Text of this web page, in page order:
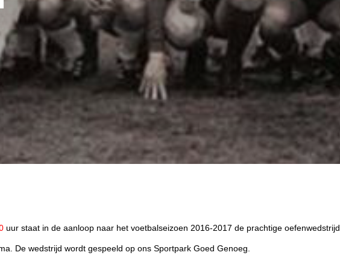
uur staat in de aanloop naar het voetbalseizoen 2016-2017 de prachtige oefenwedstrijd
​De wedstrijd wordt gespeeld op ons Sportpark Goed Genoeg.